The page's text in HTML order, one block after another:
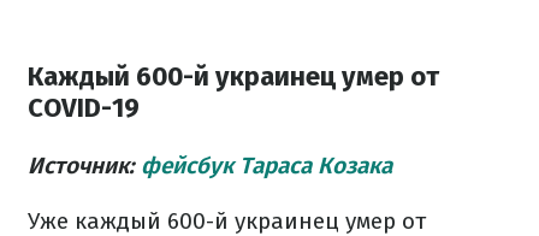
Каждый 600-й украинец умер от
COVID-19
Источник: фейсбук Тараса Козака
Уже каждый 600-й украинец умер от